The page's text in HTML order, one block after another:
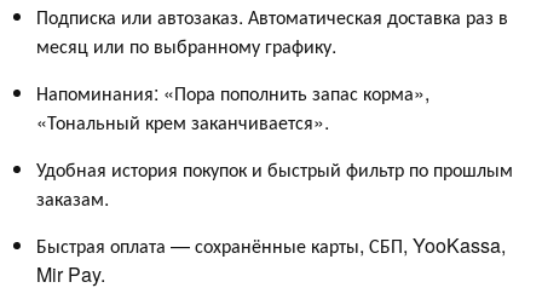
Подписка или автозаказ. Автоматическая доставка раз в
месяц или по выбранному графику.
Напоминания: «Пора пополнить запас корма»,
«Тональный крем заканчивается».
Удобная история покупок и быстрый фильтр по прошлым
заказам.
Быстрая оплата — сохранённые карты, СБП, YooKassa,
Mir Pay.